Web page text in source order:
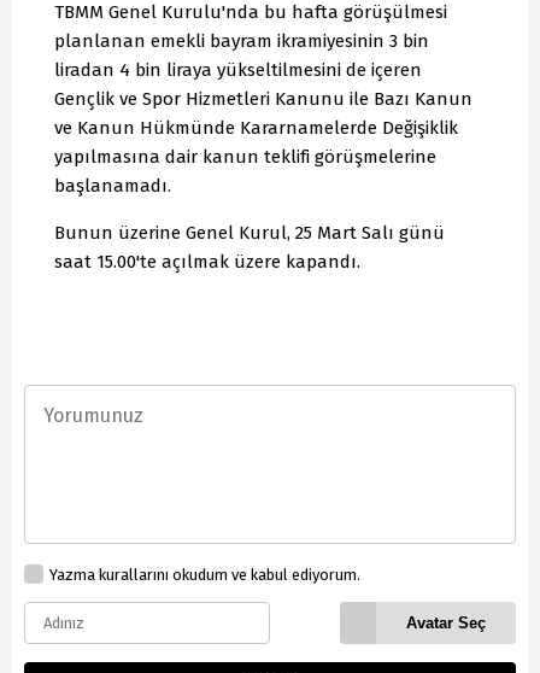
TBMM Genel Kurulu'nda bu hafta görüşülmesi
planlanan emekli bayram ikramiyesinin 3 bin
liradan 4 bin liraya yükseltilmesini de içeren
Gençlik ve Spor Hizmetleri Kanunu ile Bazı Kanun
ve Kanun Hükmünde Kararnamelerde Değişiklik
yapılmasına dair kanun teklifi görüşmelerine
başlanamadı.
Bunun üzerine Genel Kurul, 25 Mart Salı günü
saat 15.00'te açılmak üzere kapandı.
Yazma kurallarını okudum ve kabul ediyorum.
Avatar Seç